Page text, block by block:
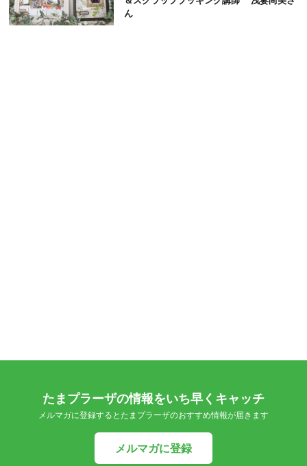
ん
たまプラーザの情報をいち早くキャッチ
メルマガに登録するとたまプラーザのおすすめ情報が届きます
メルマガに登録